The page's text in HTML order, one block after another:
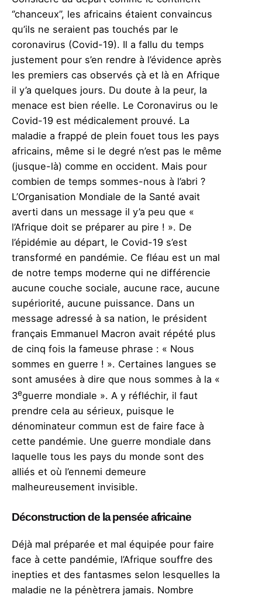
‘’chanceux’’, les africains étaient convaincus
qu’ils ne seraient pas touchés par le
coronavirus (Covid-19). Il a fallu du temps
justement pour s’en rendre à l’évidence après
les premiers cas observés çà et là en Afrique
il y’a quelques jours. Du doute à la peur, la
menace est bien réelle. Le Coronavirus ou le
Covid-19 est médicalement prouvé. La
maladie a frappé de plein fouet tous les pays
africains, même si le degré n’est pas le même
(jusque-là) comme en occident. Mais pour
combien de temps sommes-nous à l’abri ?
L’Organisation Mondiale de la Santé avait
averti dans un message il y’a peu que «
l’Afrique doit se préparer au pire ! ». De
l’épidémie au départ, le Covid-19 s’est
transformé en pandémie. Ce fléau est un mal
de notre temps moderne qui ne différencie
aucune couche sociale, aucune race, aucune
supériorité, aucune puissance. Dans un
message adressé à sa nation, le président
français Emmanuel Macron avait répété plus
de cinq fois la fameuse phrase : « Nous
sommes en guerre ! ». Certaines langues se
sont amusées à dire que nous sommes à la «
3eguerre mondiale ». A y réfléchir, il faut
prendre cela au sérieux, puisque le
dénominateur commun est de faire face à
cette pandémie. Une guerre mondiale dans
laquelle tous les pays du monde sont des
alliés et où l’ennemi demeure
malheureusement invisible.
Déconstruction de la pensée africaine
Déjà mal préparée et mal équipée pour faire
face à cette pandémie, l’Afrique souffre des
inepties et des fantasmes selon lesquelles la
maladie ne la pénètrera jamais. Nombre